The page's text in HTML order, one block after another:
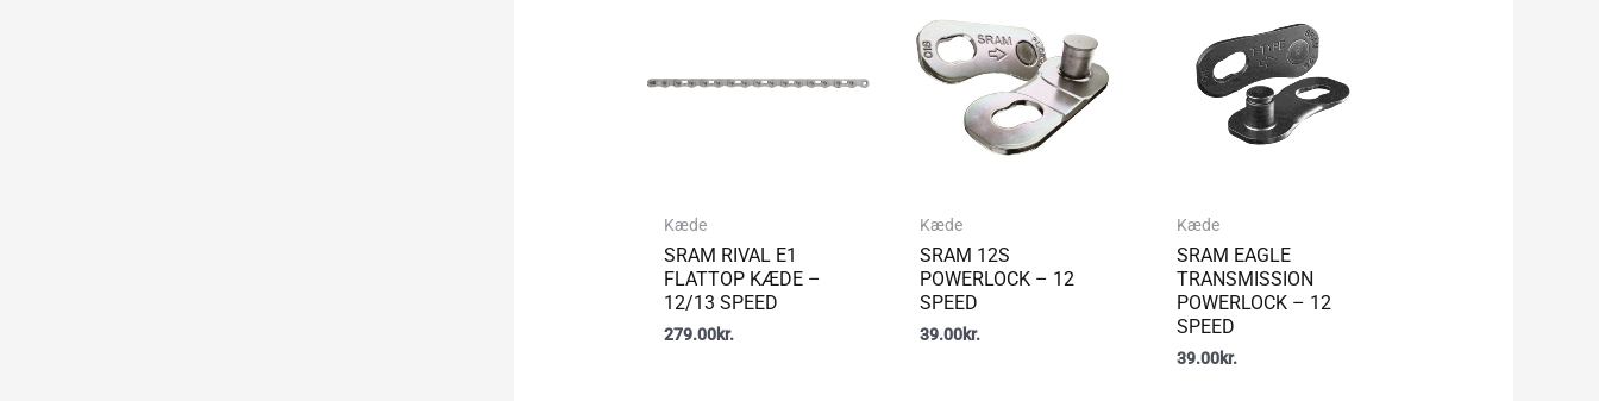
Kæde
SRAM RIVAL E1
FLATTOP KÆDE –
12/13 SPEED
279.00kr.
Kæde
SRAM 12S
POWERLOCK – 12
SPEED
39.00kr.
Kæde
SRAM EAGLE
TRANSMISSION
POWERLOCK – 12
SPEED
39.00kr.